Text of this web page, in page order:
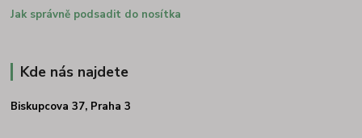
Jak správně podsadit do nosítka
Kde nás najdete
Biskupcova 37, Praha 3